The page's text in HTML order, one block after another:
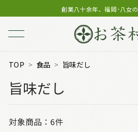
創業八十余年、福岡･八女
TOP 食品 旨味だし
旨味だし
対象商品： 6件